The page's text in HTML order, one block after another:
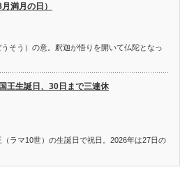
満月の日）
そう）の意。釈迦が悟りを開いて仏陀となっ
王生誕日、30日まで三連休
ラマ10世）の生誕日で祝日。2026年は27日の